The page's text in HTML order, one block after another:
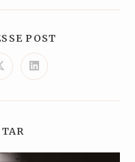
POST
Abre
em
nova